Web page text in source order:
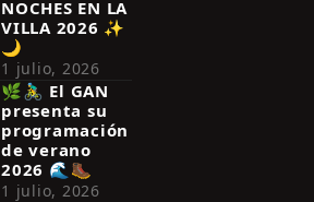
NOCHES EN LA
VILLA 2026 ✨
🌙
1 julio, 2026
🌿🚴‍♂️ El GAN
presenta su
programación
de verano
2026 🌊🥾
1 julio, 2026